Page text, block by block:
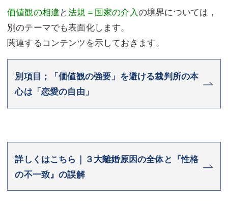
価値観の相違と法規＝国家の介入の境界については，
別のテーマでも表面化します。
関連するコンテンツを示しておきます。
別項目；「価値観の強要」を避ける裁判所の本
心は「恋愛の自由」
詳しくはこちら｜３大離婚原因の全体と『性格
の不一致』の誤解